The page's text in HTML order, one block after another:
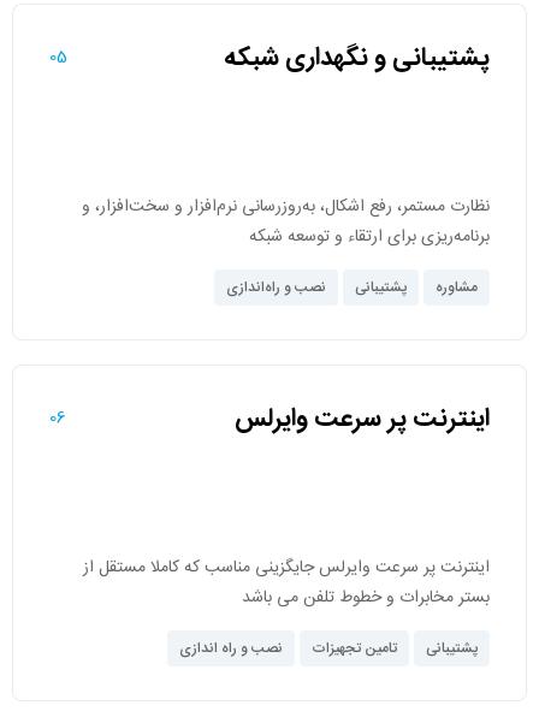
پشتیبانی و نگهداری شبکه 05
نظارت مستمر، رفع اشکال، به‌روزرسانی نرم‌افزار و سخت‌افزار، و
برنامه‌ریزی برای ارتقاء و توسعه شبکه
مشاوره پشتیبانی نصب و راه‌اندازی
اینترنت پر سرعت وایرلس 06
اینترنت پر سرعت وایرلس جایگزینی مناسب که کاملا مستقل از
بستر مخابرات و خطوط تلفن می باشد
پشتیبانی تامین تجهیزات نصب و راه اندازی